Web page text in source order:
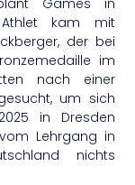
Games in
Athlet kam mit
der bei
im
nach einer
um sich
in Dresden
Lehrgang in
nichts